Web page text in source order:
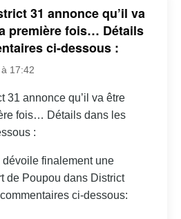
31 annonce qu’il va
première fois… Détails
ci-dessous :
17:42
31 annonce qu’il va être
fois… Détails dans les
:
finalement une
de Poupou dans District
ci-dessous: